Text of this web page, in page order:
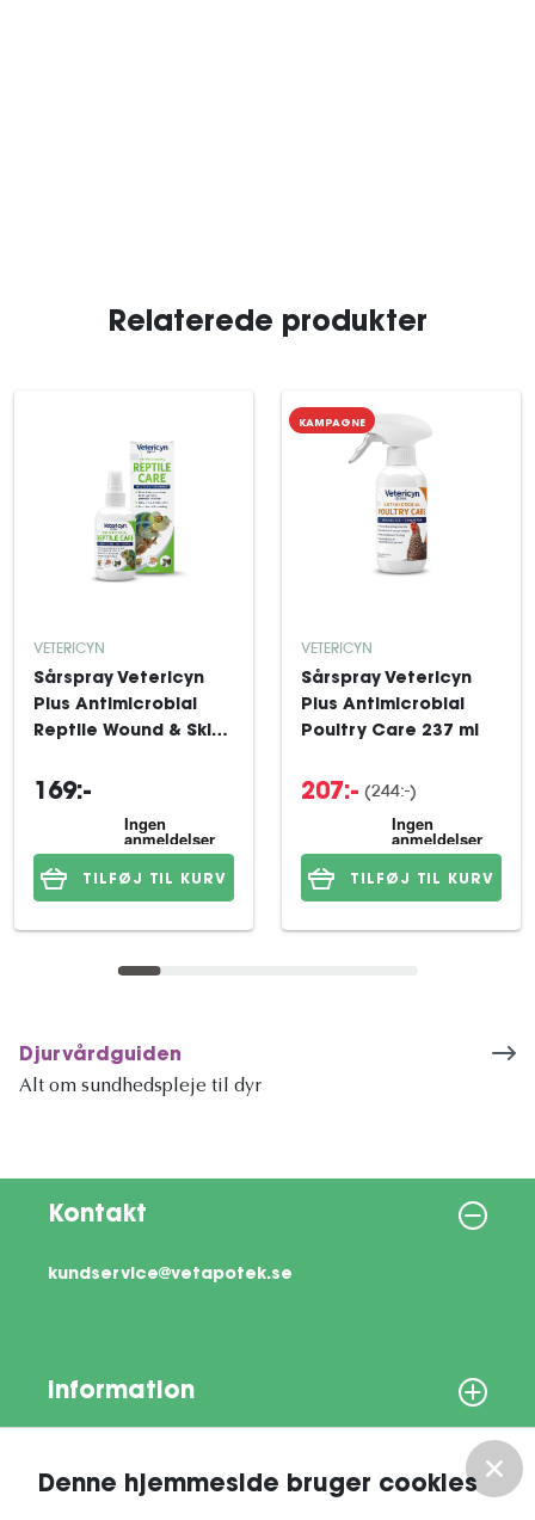
Denne hjemmeside bruger cookies
Relaterede produkter
VETERICYN
Sårspray Vetericyn
Plus Antimicrobial
Reptile Wound & Skin
169:-
TILFØJ TIL KURV
KAMPAGNE
VETERICYN
Sårspray Vetericyn
Plus Antimicrobial
Poultry Care 237 ml
207:- (244:-)
TILFØJ TIL KURV
Djurvårdguiden
Alt om sundhedspleje til dyr
Kontakt
kundservice@vetapotek.se
Information